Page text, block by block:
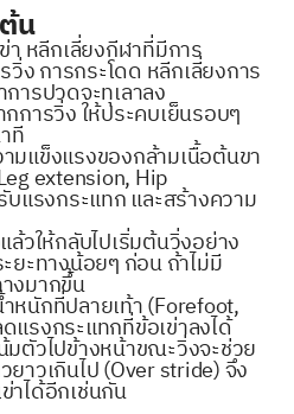
น
า หลีกเลี่ยงกีฬาที่มีการ
วิ่ง การกระโดด หลีกเลี่ยงการ
ารปวดจะทุเลาลง
การวิ่ง ให้ประคบเย็นรอบๆ
ที
มแข็งแรงของกล้ามเนื้อต้นขา
extension, Hip
แรงกระแทก และสร้างความ
วให้กลับไปเริ่มต้นวิ่งอย่าง
ยะทางน้อยๆ ก่อน ถ้าไม่มี
งมากขึ้น
หนักที่ปลายเท้า (Forefoot,
แรงกระแทกที่ข้อเข่าลงได้
มตัวไปข้างหน้าขณะวิ่งจะช่วย
าวเกินไป (Over stride) จึง
าได้อีกเช่นกัน